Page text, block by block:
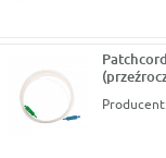
Producent: